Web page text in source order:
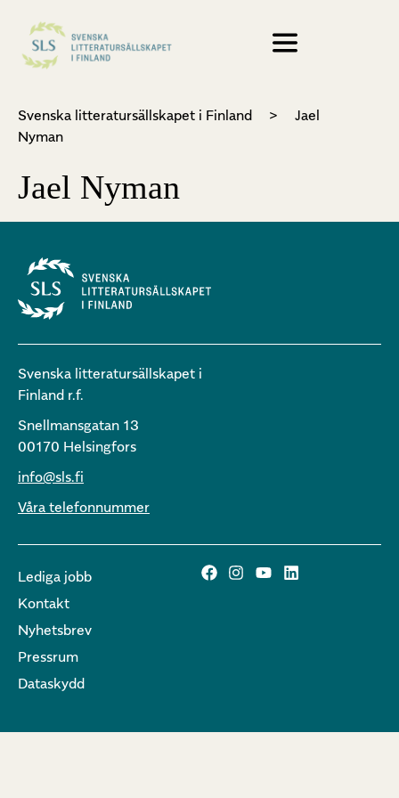
Svenska litteratursällskapet i Finland >
Jael
Nyman
Jael Nyman
Svenska litteratursällskapet i
Finland r.f.
Snellmansgatan 13
00170 Helsingfors
info@sls.fi
Våra telefonnummer
Lediga jobb
Kontakt
Nyhetsbrev
Pressrum
Dataskydd